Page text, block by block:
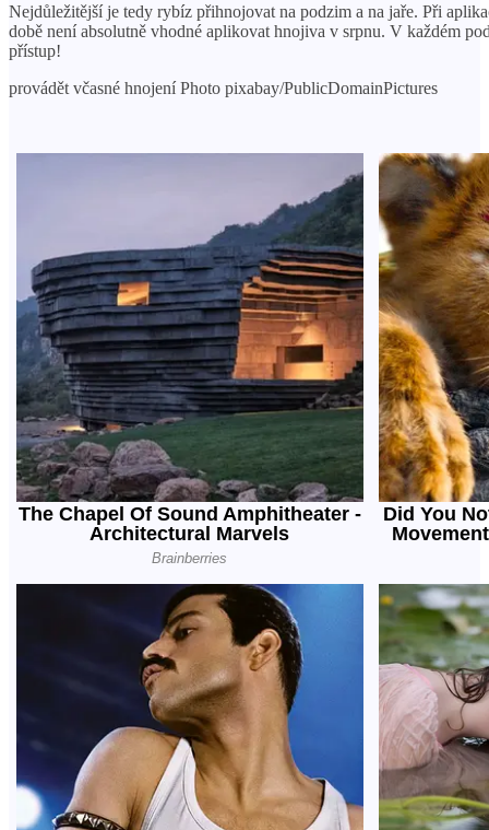
Nejdůležitější je tedy rybíz přihnojovat na podzim a na jaře. Při
době není absolutně vhodné aplikovat hnojiva v srpnu. V každém
přístup!
provádět včasné hnojení Photo pixabay/PublicDomainPictures